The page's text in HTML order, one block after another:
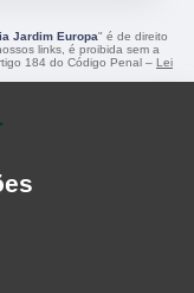
Jardim Europa" é de direito
links, é proibida sem a
184 do Código Penal – Lei